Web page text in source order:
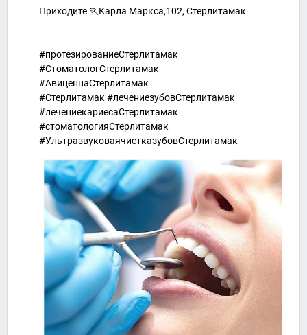
Приходите 🏃Карла Маркса,102, Стерлитамак
#протезированиеСтерлитамак
#СтоматологСтерлитамак
#АвиценнаСтерлитамак
#Стерлитамак #лечениезубовСтерлитамак
#лечениекариесаСтерлитамак
#стоматологияСтерлитамак
#УльтразвуковаячистказубовСтерлитамак